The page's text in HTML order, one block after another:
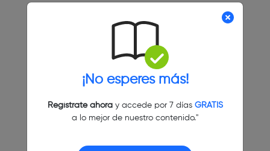
¡No esperes más!
Regístrate ahoray accede por 7 días GRATIS
a lo mejor de nuestro contenido."